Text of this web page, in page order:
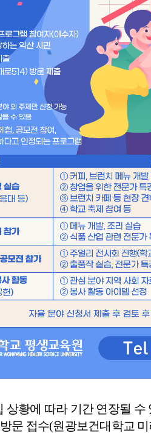
상황에 따라 기간 연장될 수
문 접수(원광보건대학교